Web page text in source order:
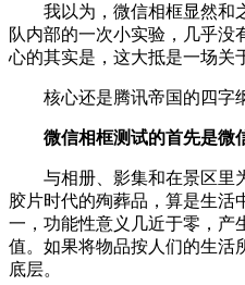
我以为，微信相框显然和
队内部的一次小实验，几乎没
心的其实是，这大抵是一场关
核心还是腾讯帝国的四字纲
微信相框测试的首先是微
与相册、影集和在景区里
胶片时代的殉葬品，算是生活
一，功能性意义几近于零，产
值。如果将物品按人们的生活
底层。